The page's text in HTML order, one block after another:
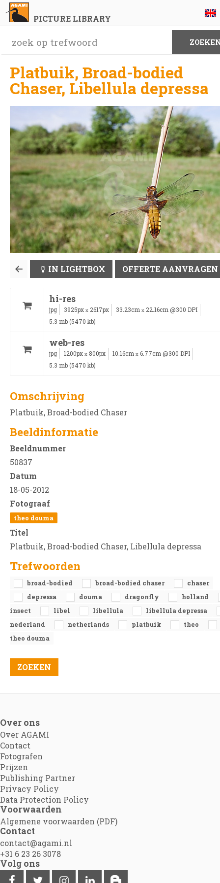
PICTURE LIBRARY
Platbuik, Broad-bodied
Chaser, Libellula depressa
IN LIGHTBOX OFFERTE AANVRAGEN
hi-res
jpg 3925px x 2617px 33.23cm x 22.16cm @300 DPI
5.3 mb (5470 kb)
web-res
jpg 1200px x 800px 10.16cm x 6.77cm @300 DPI
5.3 mb (5470 kb)
Omschrijving
Platbuik, Broad-bodied Chaser
Beeldinformatie
Beeldnummer
50837
Datum
18-05-2012
Fotograaf
theo douma
Titel
Platbuik, Broad-bodied Chaser, Libellula depressa
Trefwoorden
broad-bodied broad-bodied chaser
chaser
depressa
douma dragonfly
holland
insect
libel libellula
libellula depressa
nederland
netherlands platbuik
theo
theo douma
Over ons
Over AGAMI
Contact
Fotografen
Prijzen
Publishing Partner
Privacy Policy
Data Protection Policy
Voorwaarden
Algemene voorwaarden (PDF)
Contact
contact@agami.nl
+31 6 23 26 3078
Volg ons